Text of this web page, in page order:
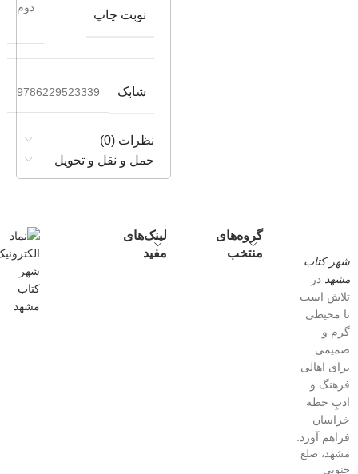
نوبت چاپ
دوم
شابک 9786229523339
نظرات (0)
حمل و نقل و تحویل
شهر کتاب
مشهد در
تلاش است
تا محیطی
گرم و
صمیمی
برای اهالی
فرهنگ و
ادبِ خطه
خراسان
فراهم آورد.
مشهد، ضلع
جنوبی
گروه‌های
منتخب
لینک‌های
مفید